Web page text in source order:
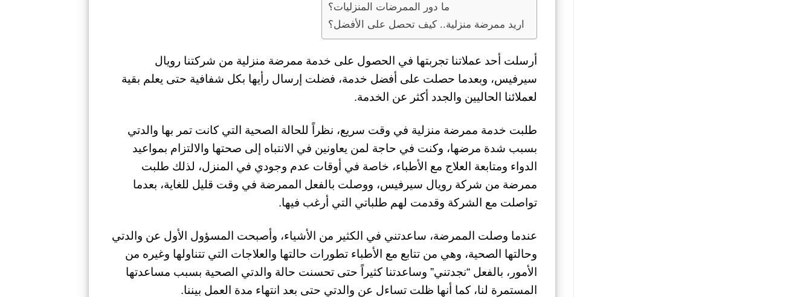
ما دور الممرضات المنزليات؟
اريد ممرضة منزلية.. كيف تحصل على الأفضل؟
أرسلت أحد عملاتنا تجربتها في الحصول على خدمة ممرضة منزلية من شركتنا رويال
سيرفيس، وبعدما حصلت على أفضل خدمة، فضلت إرسال رأيها بكل شفافية حتى يعلم بقية
لعملائنا الحاليين والجدد أكثر عن الخدمة.
طلبت خدمة ممرضة منزلية في وقت سريع، نظراً للحالة الصحية التي كانت تمر بها والدتي
بسبب شدة مرضها، وكنت في حاجة لمن يعاونين في الانتباه إلى صحتها والالتزام بمواعيد
الدواء ومتابعة العلاج مع الأطباء، خاصة في أوقات عدم وجودي في المنزل، لذلك طلبت
ممرضة من شركة رويال سيرفيس، ووصلت بالفعل الممرضة في وقت قليل للغاية، بعدما
تواصلت مع الشركة وقدمت لهم طلباتي التي أرغب فيها.
عندما وصلت الممرضة، ساعدتني في الكثير من الأشياء، وأصبحت المسؤول الأول عن والدتي
وحالتها الصحية، وهي من تتابع مع الأطباء تطورات حالتها والعلاجات التي تتناولها وغيره من
الأمور، بالفعل “نجدتني” وساعدتنا كثيراً حتى تحسنت حالة والدتي الصحية بسبب مساعدتها
المستمرة لنا، كما أنها ظلت تساءل عن والدتي حتى بعد انتهاء مدة العمل بيننا.